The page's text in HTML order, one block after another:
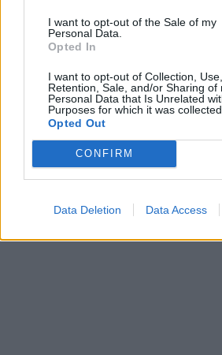
I want to opt-out of the Sale of my
Personal Data.
Opted In
I want to opt-out of Collection, Use,
Retention, Sale, and/or Sharing of
Personal Data that Is Unrelated
Purposes for which it was collected.
Opted Out
CONFIRM
Data Deletion Data Access